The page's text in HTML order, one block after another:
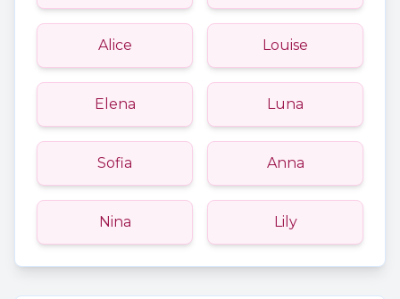
Alice Louise
Elena Luna
Sofia Anna
Nina Lily